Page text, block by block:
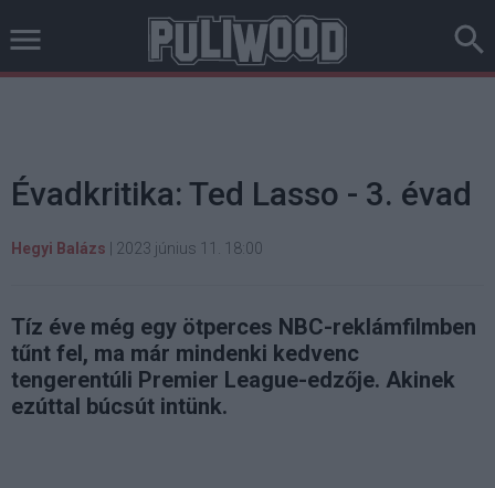
Évadkritika: Ted Lasso - 3. évad
Hegyi Balázs 2023 június 11. 18:00
Tíz éve még egy ötperces NBC-reklámfilmben
tűnt fel, ma már mindenki kedvenc
tengerentúli Premier League-edzője. Akinek
ezúttal búcsút intünk.